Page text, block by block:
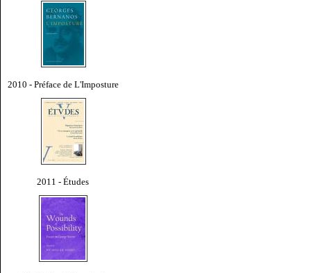
2010 - Préface de L'Imposture
2011 - Études